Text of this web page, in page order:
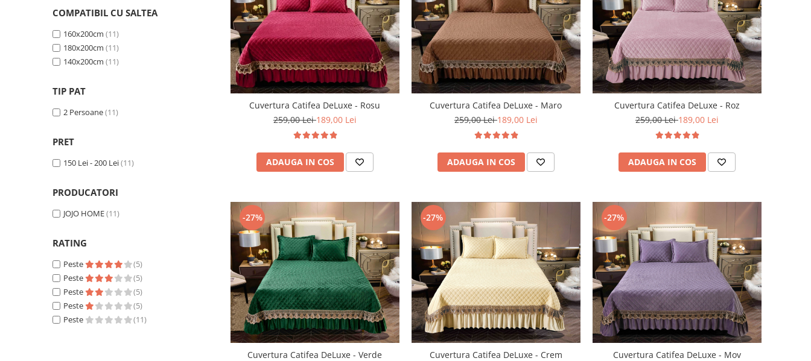
Set Lenjerie Pat Blanita Iepure, 6
Lenjerii De Pat Premium Collection
Set Lenjerie De Pat, 7 Piese, Cu
Set Lenjerie De Pat Jacquard Regal,
11 Piese, Cuvertura Inclusa
Lenjerii De Pat, Finet Premium, 1
Lenjerii De Pat, Imprimeu 3D, 1
COMPATIBIL CU SALTEA
160x200cm (11)
180x200cm (11)
140x200cm (11)
TIP PAT
2 Persoane(11)
PRET
150 Lei - 200 Lei(11)
PRODUCATORI
JOJO HOME(11)
RATING
Peste
(5)
Peste
(5)
Peste
(5)
Peste
(5)
Peste
(11)
Cuvertura Catifea DeLuxe - Rosu
259,00 Lei189,00 Lei
ADAUGA IN COS
Cuvertura Catifea DeLuxe - Maro
259,00 Lei189,00 Lei
ADAUGA IN COS
Cuvertura Catifea DeLuxe - Roz
259,00 Lei189,00 Lei
ADAUGA IN COS
-27%
Cuvertura Catifea DeLuxe - Verde
-27%
Cuvertura Catifea DeLuxe - Crem
-27%
Cuvertura Catifea DeLuxe - Mov